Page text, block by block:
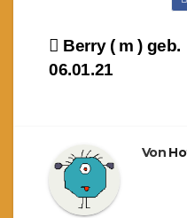
Berry ( m ) geb.
06.01.21
Von